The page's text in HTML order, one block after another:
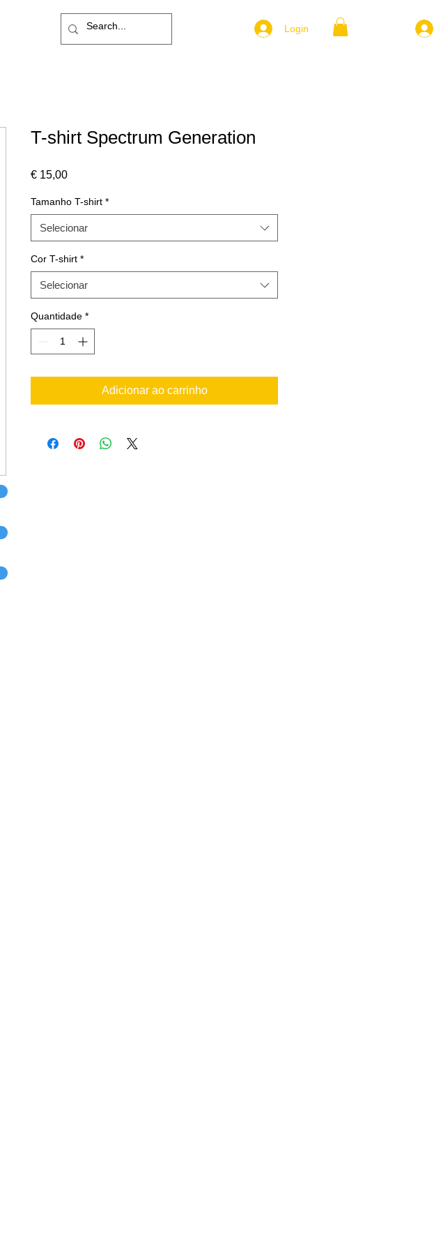
Login
T-shirt Spectrum Generation
€ 15,00Preço
Tamanho T-shirt *
Selecionar
Cor T-shirt *
Selecionar
Quantidade *
Adicionar ao carrinho